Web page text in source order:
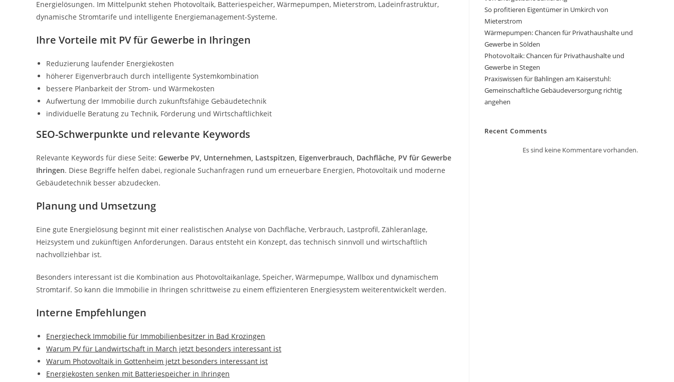
Energielösungen. Im Mittelpunkt stehen Photovoltaik, Batteriespeicher, Wärmepumpen, Mieterstrom, Ladeinfrastruktur,
dynamische Stromtarife und intelligente Energiemanagement-Systeme.
Ihre Vorteile mit PV für Gewerbe in Ihringen
Reduzierung laufender Energiekosten
höherer Eigenverbrauch durch intelligente Systemkombination
bessere Planbarkeit der Strom- und Wärmekosten
Aufwertung der Immobilie durch zukunftsfähige Gebäudetechnik
individuelle Beratung zu Technik, Förderung und Wirtschaftlichkeit
SEO-Schwerpunkte und relevante Keywords
Relevante Keywords für diese Seite: Gewerbe PV, Unternehmen, Lastspitzen, Eigenverbrauch, Dachfläche, PV für Gewerbe
Ihringen. Diese Begriffe helfen dabei, regionale Suchanfragen rund um erneuerbare Energien, Photovoltaik und moderne
Gebäudetechnik besser abzudecken.
Planung und Umsetzung
Eine gute Energielösung beginnt mit einer realistischen Analyse von Dachfläche, Verbrauch, Lastprofil, Zähleranlage,
Heizsystem und zukünftigen Anforderungen. Daraus entsteht ein Konzept, das technisch sinnvoll und wirtschaftlich
nachvollziehbar ist.
Besonders interessant ist die Kombination aus Photovoltaikanlage, Speicher, Wärmepumpe, Wallbox und dynamischem
Stromtarif. So kann die Immobilie in Ihringen schrittweise zu einem effizienteren Energiesystem weiterentwickelt werden.
Interne Empfehlungen
Energiecheck Immobilie für Immobilienbesitzer in Bad Krozingen
Warum PV für Landwirtschaft in March jetzt besonders interessant ist
Warum Photovoltaik in Gottenheim jetzt besonders interessant ist
Energiekosten senken mit Batteriespeicher in Ihringen
So profitieren Eigentümer in Umkirch von
Mieterstrom
Wärmepumpen: Chancen für Privathaushalte und
Gewerbe in Sölden
Photovoltaik: Chancen für Privathaushalte und
Gewerbe in Stegen
Praxiswissen für Bahlingen am Kaiserstuhl:
Gemeinschaftliche Gebäudeversorgung richtig
angehen
Recent Comments
Es sind keine Kommentare vorhanden.